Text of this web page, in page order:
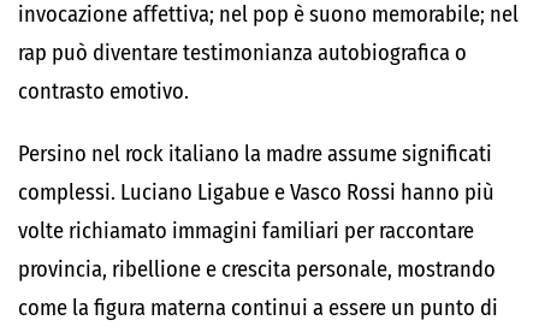
invocazione affettiva; nel pop è suono memorabile; nel
rap può diventare testimonianza autobiografica o
contrasto emotivo.
Persino nel rock italiano la madre assume significati
complessi. Luciano Ligabue eVasco Rossi hanno più
volte richiamato immagini familiari per raccontare
provincia, ribellione e crescita personale, mostrando
come la figura materna continui a essere un punto di